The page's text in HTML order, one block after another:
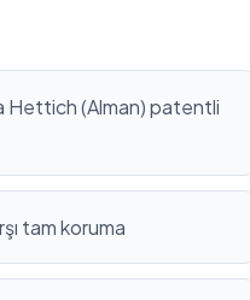
Hettich (Alman) patentli
tam koruma